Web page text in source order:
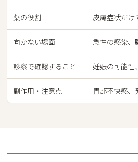
薬の役割 皮膚症状だけ
向かない場面 急性の感染、
診察で確認すること 妊娠の可能性
副作用・注意点 胃部不快感